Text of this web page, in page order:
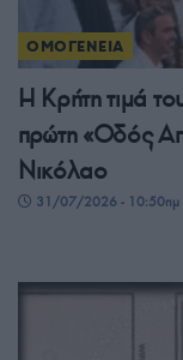
ΟΜΟΓΕΝΕΙΑ
Η Κρήτη τιμά
πρώτη «Οδός
Νικόλαο
31/07/2026 - 10:50πμ